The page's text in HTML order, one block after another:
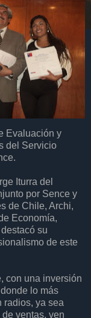
Evaluación y
del Servicio
Iturra del
por Sence y
de Chile, Archi,
Economía,
su
de este
con una inversión
lo más
radios, ya sea
ventas, ven